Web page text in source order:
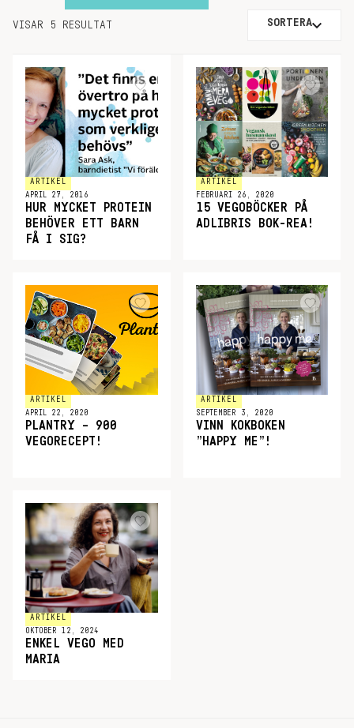
VISAR 5 RESULTAT SORTERA
ARTIKEL
APRIL 27, 2016
HUR MYCKET PROTEIN
BEHÖVER ETT BARN
FÅ I SIG?
ARTIKEL
FEBRUARI 26, 2020
15 VEGOBÖCKER PÅ
ADLIBRIS BOK-REA!
ARTIKEL
APRIL 22, 2020
PLANTRY – 900
VEGORECEPT!
ARTIKEL
SEPTEMBER 3, 2020
VINN KOKBOKEN
”HAPPY ME”!
ARTIKEL
OKTOBER 12, 2024
ENKEL VEGO MED
MARIA